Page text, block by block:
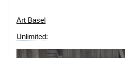
Art Basel
Unlimited: